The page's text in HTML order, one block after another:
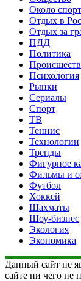
Около
Отдых в
Отдых за
ПДД
Политика
Психология
Рынки
Сериалы
Спорт
ТВ
Теннис
Технологии
Тренды
Фигурное
Фильмы и
Футбол
Хоккей
Шахматы
Шоу-бизнес
Экология
Экономика
Данный сайт не
сайте ни чего не